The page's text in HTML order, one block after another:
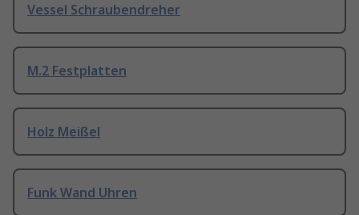
Vessel Schraubendreher
M.2 Festplatten
Holz Meißel
Funk Wand Uhren